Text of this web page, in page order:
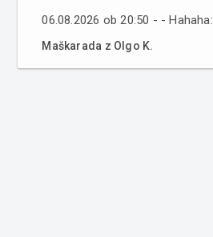
06.08.2026 ob 20:50 - - Hahaha:
Maškarada z Olgo K.